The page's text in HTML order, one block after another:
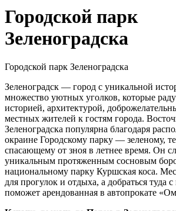
Городской парк
Зеленоградска
Городской парк Зеленоградска
Зеленоградск — город с уникальной
множество уютных уголков, которые
историей, архитектурой,
местных жителей к гостям города.
Зеленоградска популярна благодаря
окраине Городскому парку — зеленому,
спасающему от зноя в летнее время. Он
уникальным протяженным сосновым
национальному парку Куршская коса.
для прогулок и отдыха, а добраться туда
поможет арендованная в автопрокате